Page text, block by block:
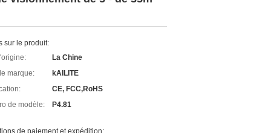
sur le produit:
La Chine
marque:
kAILITE
CE, FCC,RoHS
de modèle:
P4.81
de paiement et expédition: